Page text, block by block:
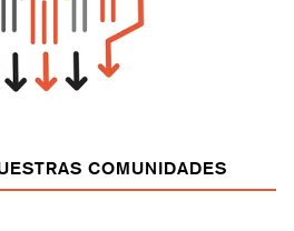
COMUNIDADES